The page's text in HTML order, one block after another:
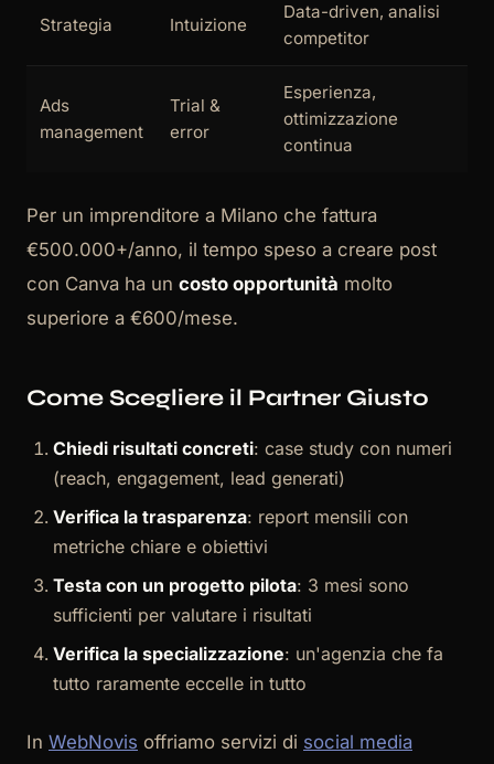
Strategia Intuizione
Data-driven, analisi
competitor
Ads
management
Trial &
error
Esperienza,
ottimizzazione
continua
Per un imprenditore a Milano che fattura
€500.000+/anno, il tempo speso a creare post
con Canva ha un costo opportunità molto
superiore a €600/mese.
Come Scegliere il Partner Giusto
Chiedi risultati concreti: case study con numeri
(reach, engagement, lead generati)
Verifica la trasparenza: report mensili con
metriche chiare e obiettivi
Testa con un progetto pilota: 3 mesi sono
sufficienti per valutare i risultati
Verifica la specializzazione: un'agenzia che fa
tutto raramente eccelle in tutto
In WebNovis offriamo servizi di social media